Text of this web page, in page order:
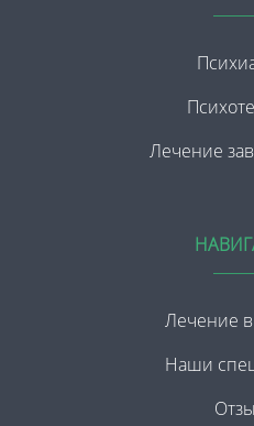
получить вашу
одна надежда
осталась.
Заранее
Лечение
Лечение
Наши